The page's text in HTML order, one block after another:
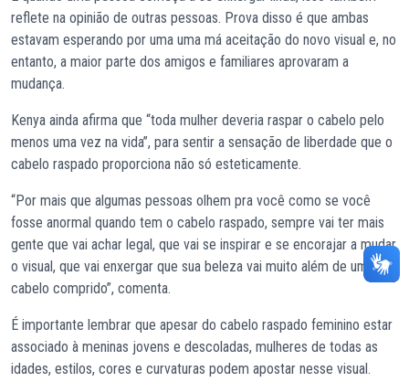
reflete na opinião de outras pessoas. Prova disso é que ambas
estavam esperando por uma uma má aceitação do novo visual e, no
entanto, a maior parte dos amigos e familiares aprovaram a
mudança.
Kenya ainda afirma que “toda mulher deveria raspar o cabelo pelo
menos uma vez na vida”, para sentir a sensação de liberdade que o
cabelo raspado proporciona não só esteticamente.
“Por mais que algumas pessoas olhem pra você como se você
fosse anormal quando tem o cabelo raspado, sempre vai ter mais
gente que vai achar legal, que vai se inspirar e se encorajar a mudar
o visual, que vai enxergar que sua beleza vai muito além de um
cabelo comprido”, comenta.
É importante lembrar que apesar do cabelo raspado feminino estar
associado à meninas jovens e descoladas, mulheres de todas as
idades, estilos, cores e curvaturas podem apostar nesse visual.